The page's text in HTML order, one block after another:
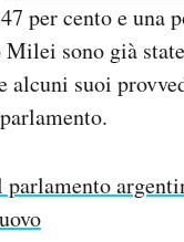
per cento e una
sono già
alcuni suoi